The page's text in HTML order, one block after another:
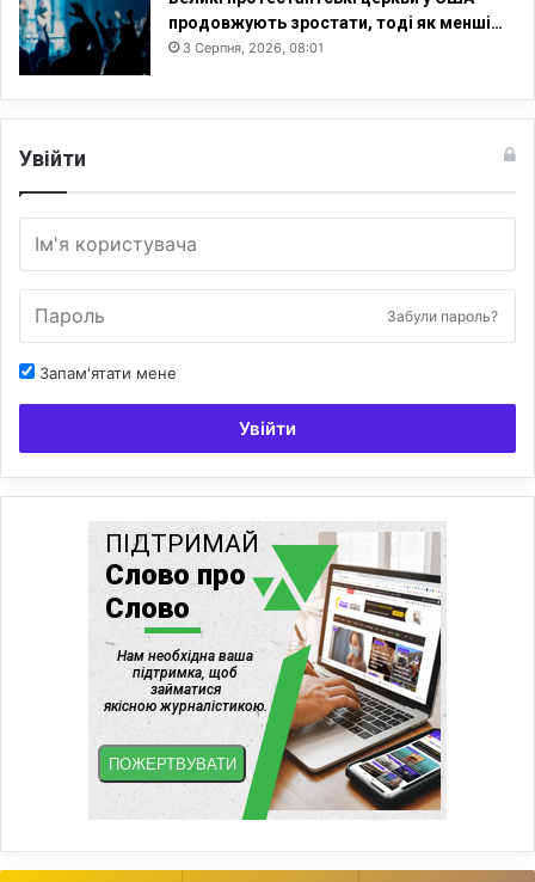
продовжують зростати, тоді як менші…
3 Серпня, 2026, 08:01
Увійти
Забули пароль?
Запам'ятати мене
Увійти